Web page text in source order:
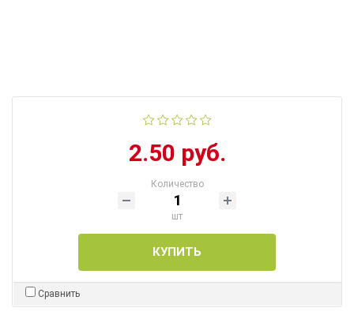
2.50 руб.
Количество
шт
КУПИТЬ
Сравнить